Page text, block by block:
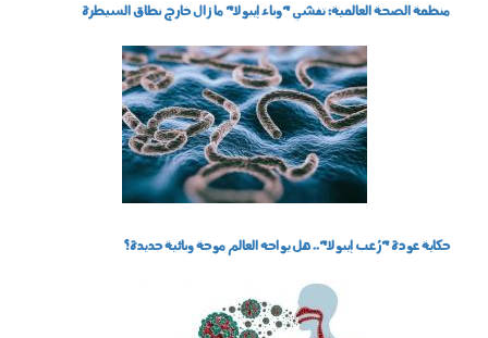
منظمة الصحة العالمية: تفشي "وباء إيبولا" ما زال خارج نطاق السيطرة
حكاية عودة "رُعب إيبولا".. هل يواجه العالم موجة وبائية جديدة؟